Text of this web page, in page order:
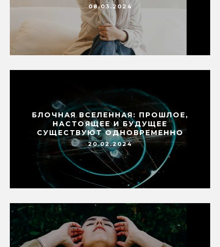
08.03.2024
БЛОЧНАЯ ВСЕЛЕННАЯ: ПРОШЛОЕ,
НАСТОЯЩЕЕ И БУДУЩЕЕ
СУЩЕСТВУЮТ ОДНОВРЕМЕННО
20.02.2024